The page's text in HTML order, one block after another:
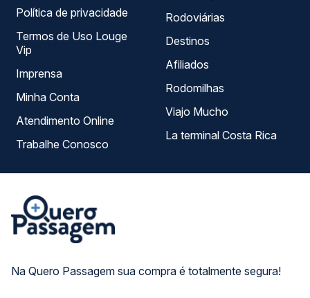
Na Quero Passagem sua compra é totalmente segura!
Política de privacidade
Termos de Uso Louge
Vip
Imprensa
Minha Conta
Atendimento Online
Trabalhe Conosco
Rodoviárias
Destinos
Afiliados
Rodomilhas
Viajo Mucho
La terminal Costa Rica